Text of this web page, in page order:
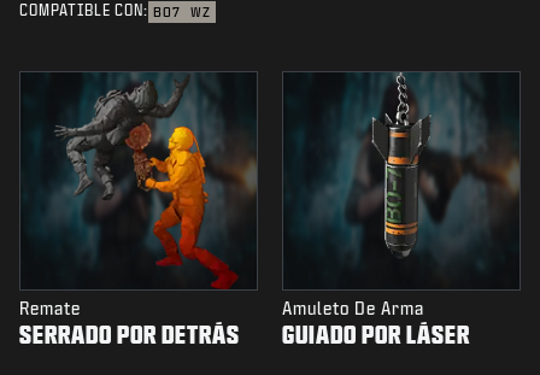
COMPATIBLE CON: BO7 WZ
Remate
SERRADO POR DETRÁS
Amuleto De Arma
GUIADO POR LÁSER